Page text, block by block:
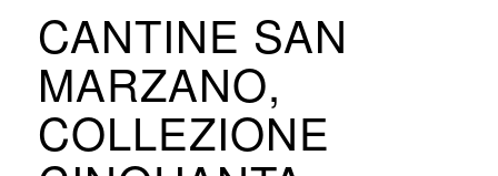
CANTINE SAN
MARZANO,
COLLEZIONE